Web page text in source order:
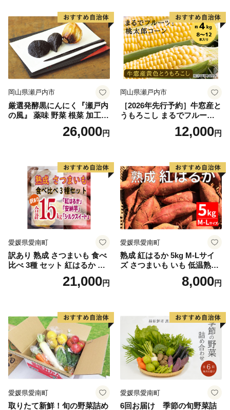
県 高鍋町産 産地直送 有機肥
料使用 高糖度 西森農園
県 高鍋町産 産地直送 有機肥
料使用 高糖度 西森農園
岡山県瀬戸内市
厳選発酵黒にんにく『瀬戸内
の風』 薬味 野菜 根菜 加工食
26,000円
岡山県瀬戸内市
［2026年先行予約］牛窓産と
うもろこし まるでフルー
ツ！最高糖度25度超え 生で
甘い、茹でて美味い！ 黄色
野菜
12,000円
愛媛県愛南町
訳あり 熟成 さつまいも 食べ
比べ 3種 セット 紅はるか 安
納芋 シルクスイート 合計 15
kg サイズ混合 サツマイモ 焼
芋 ほしいも スイートポテト
いも天 サイズミックス 甘い
ねっとり 生芋 新芋 あんのう
いも 甘藷 べにはるか スイー
ツ 国産 糖度 産地直送 農家直
送 数量限定 21000円 愛媛 愛
南 ミッチーのおみかん畑
21,000円
愛媛県愛南町
熟成 紅はるか 5kg M-Lサイ
ズ さつまいも いも 低温熟成
完全熟成収穫 甘い 糖度 焼き
芋 やきいも スイートポテト
8,000円
愛媛県愛南町
取りたて新鮮！旬の野菜詰め
愛媛県愛南町
6回お届け 季節の旬野菜詰